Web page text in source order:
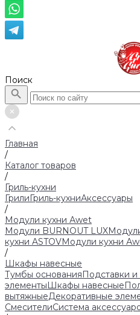
Поиск
Главная
/
Каталог товаров
/
Гриль-кухни
ГрилиГриль-кухниАксессуары
/
Модули кухни Аwet
Модули BURNOUT LUX
кухни ASTOVМодули кухни
/
Шкафы навесные
Тумбы основанияПодставки и
элементыШкафы навесные
вытяжныеДекоративные
СмесителиСистема